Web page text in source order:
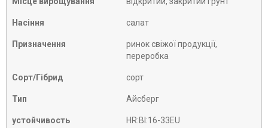
Насіння салат
Призначення
ринок свіжої продукції,
переробка
Сорт/Гібрид сорт
Тип Айсберг
устойчивость HR:BI:16-33EU